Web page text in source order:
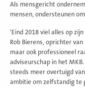
Als mensgericht
mensen, ondersteunen
‘Eind 2018 viel alles op
Rob Bierens, oprichter
maar ook professioneel
adviseurschap in het
steeds meer overtuigd
ambitie om zelfstandig te